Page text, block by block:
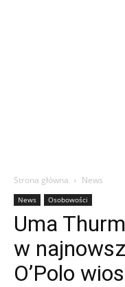
Strona główna News
News Osobowości
Uma
w
O’Polo